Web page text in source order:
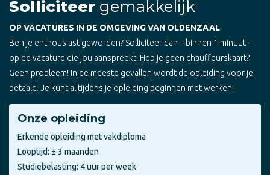
Solliciteer gemakkelijk
OP VACATURES IN DE OMGEVING VAN OLDENZAAL
Ben je enthousiast geworden? Solliciteer dan – binnen 1 minuut –
op de vacature die jou aanspreekt. Heb je geen chauffeurskaart?
Geen probleem! In de meeste gevallen wordt de opleiding voor je
betaald. Je kunt al tijdens je opleiding beginnen met werken!
Onze opleiding
Erkende opleiding met vakdiploma
Looptijd: ± 3 maanden
Studiebelasting: 4 uur per week